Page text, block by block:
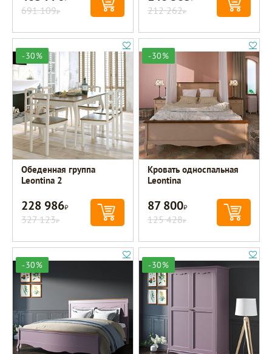
691 109Р 212 262Р
-30%
Обеденная группа
Leontina 2
228 986Р
327 123Р
-30%
Кровать односпальная
Leontina
87 800Р
125 428Р
-30% -30%